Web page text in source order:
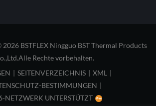
BSTFLEX Ningguo BST Thermal Products
Rechte vorbehalten.
| SEITENVERZEICHNIS | XML |
BESTIMMUNGEN |
NETZWERK UNTERSTÜTZT